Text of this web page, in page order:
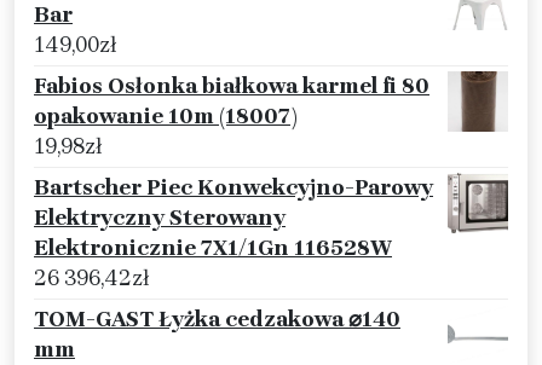
Bar
149,00zł
Fabios Osłonka białkowa karmel fi 80
opakowanie 10m (18007)
19,98zł
Bartscher Piec Konwekcyjno-Parowy
Elektryczny Sterowany
Elektronicznie 7X1/1Gn 116528W
26 396,42zł
TOM-GAST Łyżka cedzakowa ⌀140
mm